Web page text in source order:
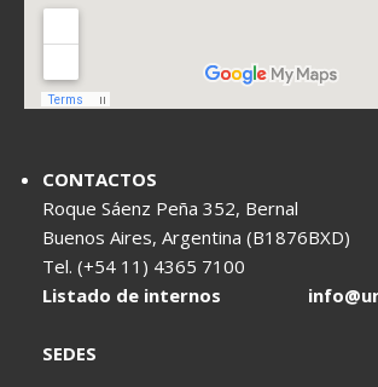
CONTACTOS
Roque Sáenz Peña 352, Bernal
Buenos Aires, Argentina (B1876BXD)
Tel. (+54 11) 4365 7100
Listado de internos
SEDES